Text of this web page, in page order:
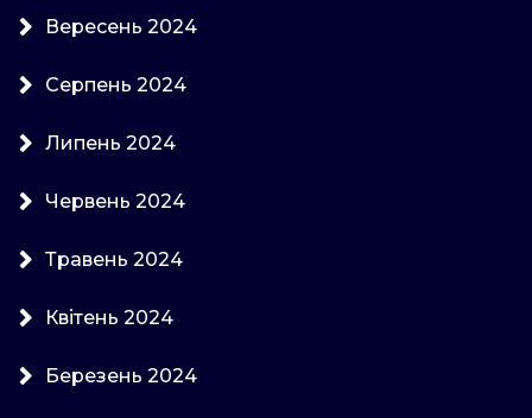
Вересень 2024
Серпень 2024
Липень 2024
Червень 2024
Травень 2024
Квітень 2024
Березень 2024